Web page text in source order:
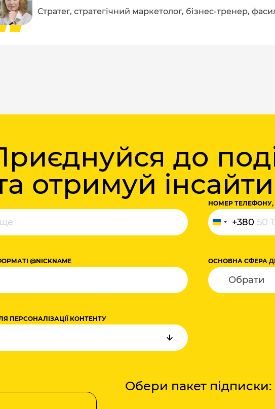
Стратег, стратегічний маркетолог, бізнес-тренер,
до
отримуй
НОМЕР ТЕЛЕФОНУ,
Україна
+380
+380
@NICKNAME ОСНОВНА СФЕРА
ПЕРСОНАЛІЗАЦІЇ КОНТЕНТУ
Обери пакет підписки: